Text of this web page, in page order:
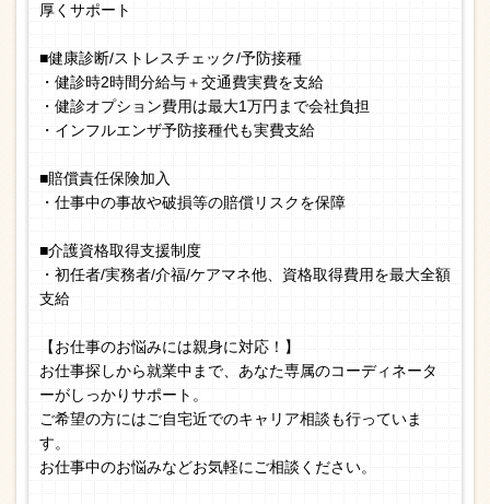
厚くサポート
■健康診断/ストレスチェック/予防接種
・健診時2時間分給与＋交通費実費を支給
・健診オプション費用は最大1万円まで会社負担
・インフルエンザ予防接種代も実費支給
■賠償責任保険加入
・仕事中の事故や破損等の賠償リスクを保障
■介護資格取得支援制度
・初任者/実務者/介福/ケアマネ他、資格取得費用を最大全額
支給
【お仕事のお悩みには親身に対応！】
お仕事探しから就業中まで、あなた専属のコーディネータ
ーがしっかりサポート。
ご希望の方にはご自宅近でのキャリア相談も行っていま
す。
お仕事中のお悩みなどお気軽にご相談ください。